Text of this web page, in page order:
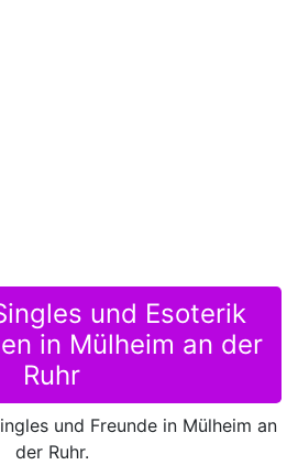
und Esoterik
in Mülheim an der
Ruhr
und Freunde in Mülheim an
der Ruhr.